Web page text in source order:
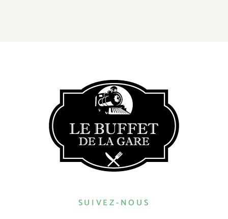
SUIVEZ-NOUS